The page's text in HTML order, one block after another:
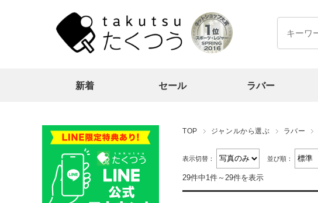
新着 セール ラバー
TOP ジャンルから選ぶ ラバー
表示切替： 並び順：
29件中1件～29件を表示